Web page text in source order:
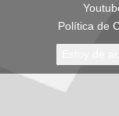
Política de